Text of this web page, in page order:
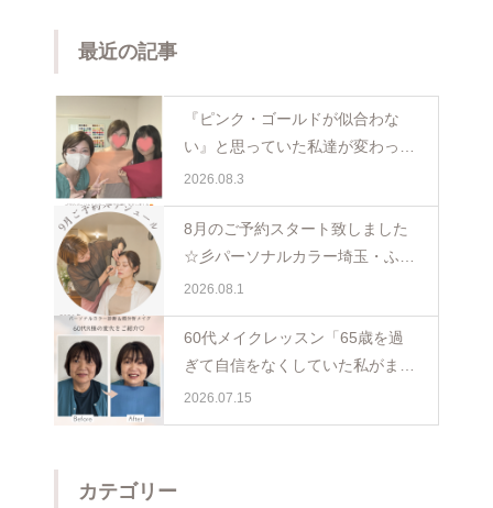
最近の記事
『ピンク・ゴールドが似合わな
い』と思っていた私達が変わった
日。親子で体験パーソナルカラー
2026.08.3
8月のご予約スタート致しました
☆彡パーソナルカラー埼玉・ふじ
み野
2026.08.1
60代メイクレッスン「65歳を過
ぎて自信をなくしていた私がまた
少し前を向けました☺️埼玉・ふじ
み野
2026.07.15
カテゴリー